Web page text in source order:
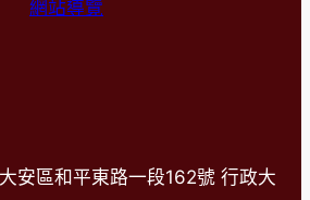
網站導覽
安區和平東路一段162號 行政大